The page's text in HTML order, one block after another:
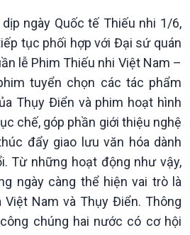
Multimedia
Ảnh
Video
Infographic
E-Magazine
ngày Quốc tế Thiếu nhi 1/6,
tục phối hợp với Đại sứ quán
lễ Phim Thiếu nhi Việt Nam –
tuyển chọn các tác phẩm
Thụy Điển và phim hoạt hình
chế, góp phần giới thiệu nghệ
đẩy giao lưu văn hóa dành
Từ những hoạt động như vậy,
ngày càng thể hiện vai trò là
Nam và Thụy Điển. Thông
chúng hai nước có cơ hội